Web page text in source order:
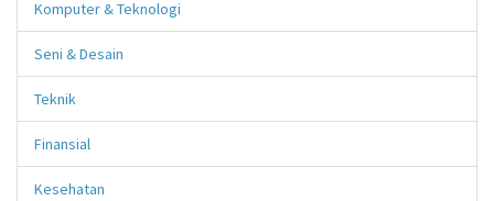
Komputer & Teknologi
Seni & Desain
Teknik
Finansial
Kesehatan